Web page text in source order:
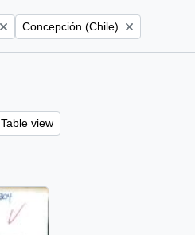
Remove filter:
Concepción (Chile)
Table view